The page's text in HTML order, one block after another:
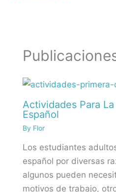
Actividades Para
Español
By Flor
Los estudiantes
español por diversas
algunos pueden
motivos de trabajo,